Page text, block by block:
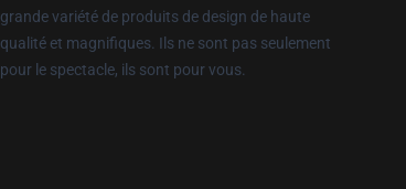
grande variété de produits de design de haute
qualité et magnifiques. Ils ne sont pas seulement
pour le spectacle, ils sont pour vous.